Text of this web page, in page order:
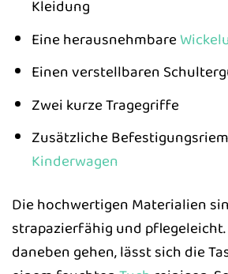
Kleidung
Eine herausnehmbare
Einen verstellbaren
Zwei kurze Tragegriffe
Zusätzliche
Kinderwagen
Die hochwertigen Materialien
strapazierfähig und
daneben gehen, lässt sich die